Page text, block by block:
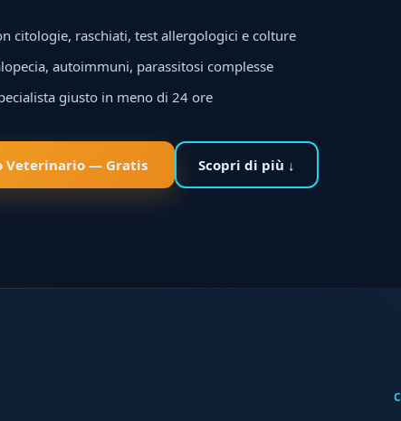
citologie, raschiati, test allergologici e colture
autoimmuni, parassitosi complesse
giusto in meno di 24 ore
Veterinario — Gratis Scopri di più ↓